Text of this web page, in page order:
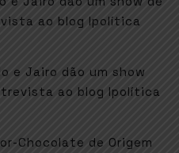
ao blog Ipolítica
e Jairo dão um show
ao blog Ipolítica
Chocolate de Origem